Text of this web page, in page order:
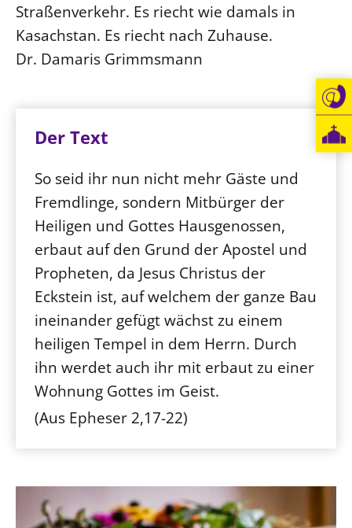
Straßenverkehr. Es riecht wie damals in
Kasachstan. Es riecht nach Zuhause.
Dr. Damaris Grimmsmann
Der Text
So seid ihr nun nicht mehr Gäste und
Fremdlinge, sondern Mitbürger der
Heiligen und Gottes Hausgenossen,
erbaut auf den Grund der Apostel und
Propheten, da Jesus Christus der
Eckstein ist, auf welchem der ganze Bau
ineinander gefügt wächst zu einem
heiligen Tempel in dem Herrn. Durch
ihn werdet auch ihr mit erbaut zu einer
Wohnung Gottes im Geist.
(Aus Epheser 2,17-22)